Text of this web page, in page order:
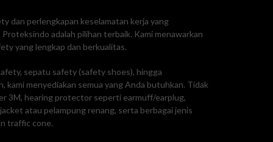
dan perlengkapan keselamatan kerja yang
adalah pilihan terbaik. Kami menawarkan
yang lengkap dan berkualitas.
sepatu safety (safety shoes), hingga
kami menyediakan semua yang Anda butuhkan. Tidak
3M, hearing protector seperti earmuff/earplug,
atau pelampung renang, serta berbagai jenis
traffic cone.